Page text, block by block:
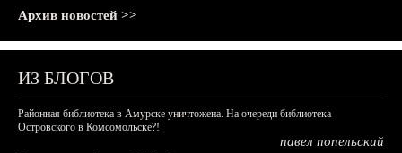
Архив новостей >>
ИЗ БЛОГОВ
Районная библиотека в Амурске уничтожена. На очереди библиотека
Островского в Комсомольске?!
павел попельский